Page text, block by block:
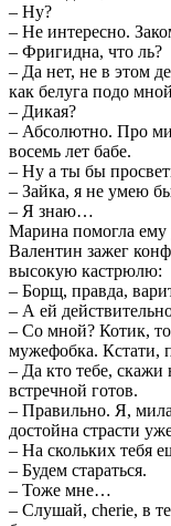
– Ну?
– Не интересно.
– Фригидна, что ль?
– Да нет, не в этом
как белуга подо
– Дикая?
– Абсолютно. Про
восемь лет бабе.
– Ну а ты бы
– Зайка, я не умею
– Я знаю…
Марина помогла ему
Валентин зажег
высокую кастрюлю:
– Борщ, правда,
– А ей
– Со мной? Котик,
мужефобка. Кстати,
– Да кто тебе, скажи
встречной готов.
– Правильно. Я,
достойна страсти
– На скольких тебя
– Будем стараться.
– Тоже мне…
– Слушай, cherie, в